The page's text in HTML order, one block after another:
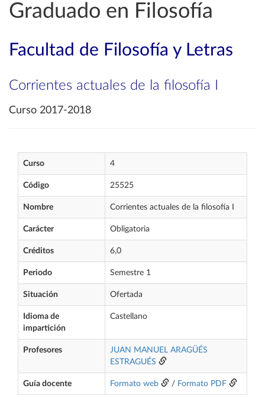
Graduado en Filosofía
Facultad de Filosofía y Letras
Corrientes actuales de la filosofía I
Curso 2017-2018
Curso 4
Código 25525
Nombre Corrientes actuales de la filosofía I
Carácter Obligatoria
Créditos 6,0
Periodo Semestre 1
Situación Ofertada
Idioma de
impartición
Castellano
Profesores
JUAN MANUEL ARAGÜÉS
ESTRAGUÉS
Guía docente Formato web / Formato PDF